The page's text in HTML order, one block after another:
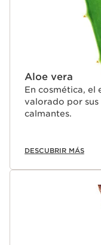
Aloe vera
En cosmética, el
valorado por
calmantes.
DESCUBRIR MÁS